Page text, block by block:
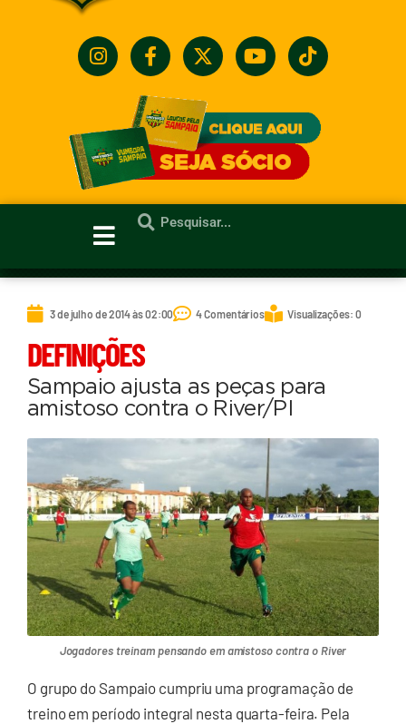
3 de julho de 2014 às 02:00 4 Comentários Visualizações: 0
DEFINIÇÕES
Sampaio ajusta as peças para
amistoso contra o River/PI
Jogadores treinam pensando em amistoso contra o River
O grupo do Sampaio cumpriu uma programação de
treino em período integral nesta quarta-feira. Pela